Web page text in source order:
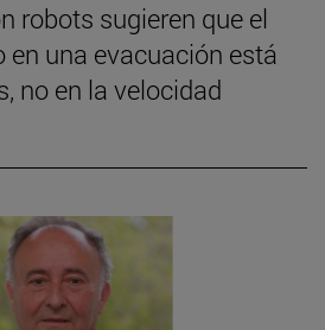
robots sugieren que el
en una evacuación está
no en la velocidad